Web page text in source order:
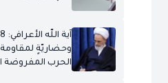
وحضاريّةٍ
الحرب المفروضة